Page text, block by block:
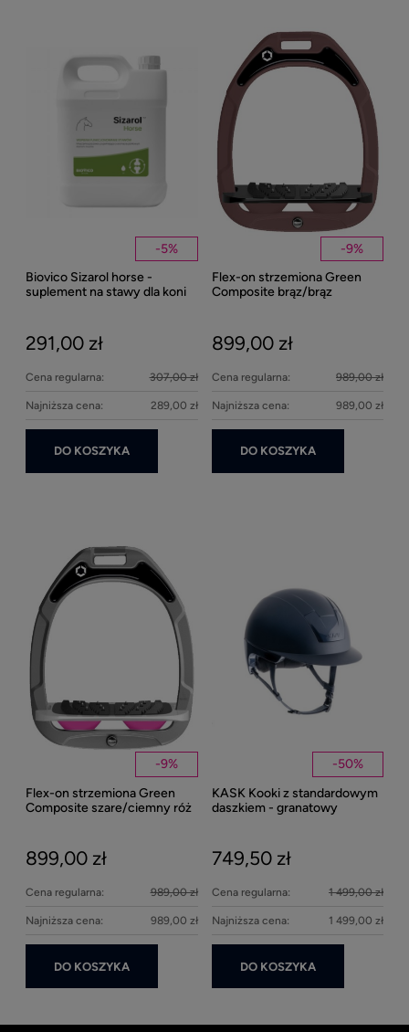
-5%
Biovico Sizarol horse -
suplement na stawy dla koni
291,00 zł
Cena regularna: 307,00 zł
Najniższa cena: 289,00 zł
DO KOSZYKA
-9%
Flex-on strzemiona Green
Composite brąz/brąz
899,00 zł
Cena regularna: 989,00 zł
Najniższa cena: 989,00 zł
DO KOSZYKA
-9%
Flex-on strzemiona Green
Composite szare/ciemny róż
899,00 zł
Cena regularna: 989,00 zł
Najniższa cena: 989,00 zł
DO KOSZYKA
-50%
KASK Kooki z standardowym
daszkiem - granatowy
749,50 zł
Cena regularna: 1 499,00 zł
Najniższa cena: 1 499,00 zł
DO KOSZYKA